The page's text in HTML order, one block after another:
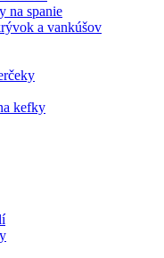
na spanie
a vankúšov
kefky